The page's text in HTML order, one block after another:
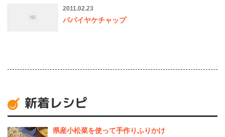
2011.02.23
パパイヤケチャップ
新着レシピ
県産⼩松菜を使って⼿作りふりかけ